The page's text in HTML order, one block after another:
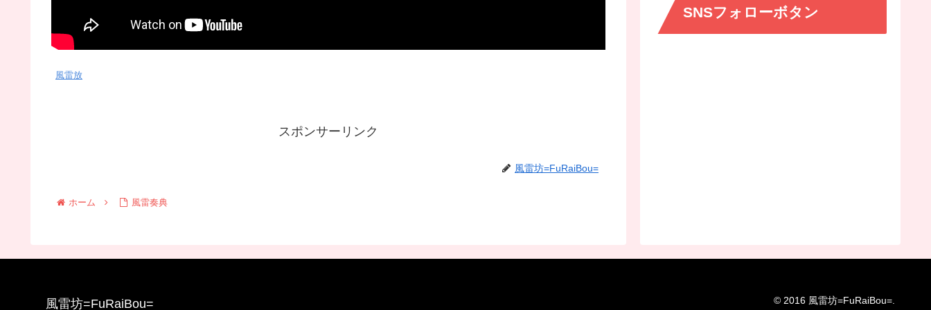
風雷放
スポンサーリンク
風雷坊=FuRaiBou=
ホーム 風雷奏典
SNSフォローボタン
風雷坊=FuRaiBou= © 2016 風雷坊=FuRaiBou=.